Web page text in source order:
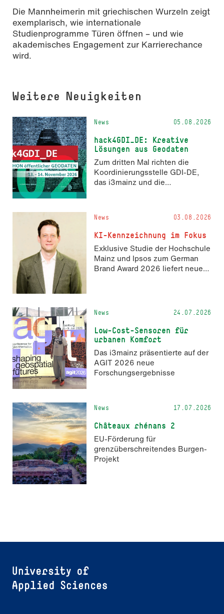
Die Mannheimerin mit griechischen Wurzeln zeigt
exemplarisch, wie internationale
Studienprogramme Türen öffnen – und wie
akademisches Engagement zur Karrierechance
wird.
Weitere Neuigkeiten
News 05.08.2026
hack4GDI_DE: Kreative
Lösungen aus Geodaten
Zum dritten Mal richten die
Koordinierungsstelle GDI-DE,
das i3mainz und die
und 14. November 2026 den
Hackathon hack4GDI_DE an der
Hochschule Mainz aus. Die
Anmeldung ist geöffnet und bis
zum 2. Oktober 2026 möglich.
News 03.08.2026
KI-Kennzeichnung im Fokus
Exklusive Studie der Hochschule
Mainz und Ipsos zum German
Brand Award 2026 liefert neue
News 24.07.2026
Low-Cost-Sensoren für
urbanen Komfort
Das i3mainz präsentierte auf der
AGIT 2026 neue
Forschungsergebnisse
News 17.07.2026
Châteaux rhénans 2
EU-Förderung für
grenzüberschreitendes Burgen-
Projekt